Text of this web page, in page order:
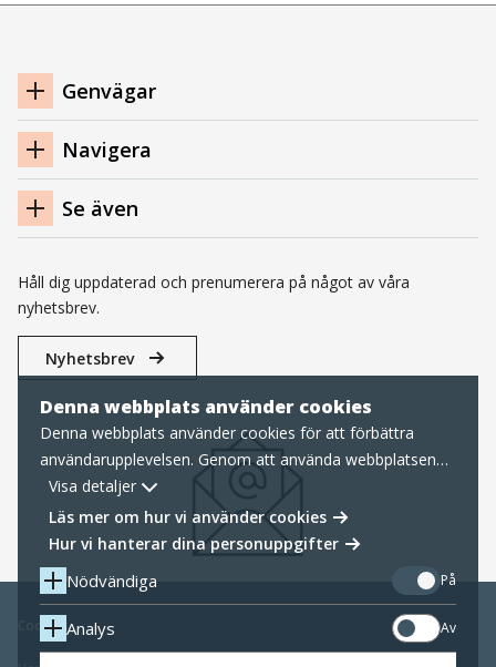
Denna webbplats använder cookies
Denna webbplats använder cookies för att förbättra
användarupplevelsen. Genom att använda webbplatsen
samtycker du till nödvändiga cookies, läs mer nedan om
hur vi hanterar cookies samt personuppgifter.
Visa detaljer
Läs mer om hur vi använder cookies
Hur vi hanterar dina personuppgifter
Nödvändiga På
Analys Av
Navigation
sidfot
Genvägar
Navigera
Se även
Håll dig uppdaterad och prenumerera på något av våra
nyhetsbrev.
Nyhetsbrev
Cookies